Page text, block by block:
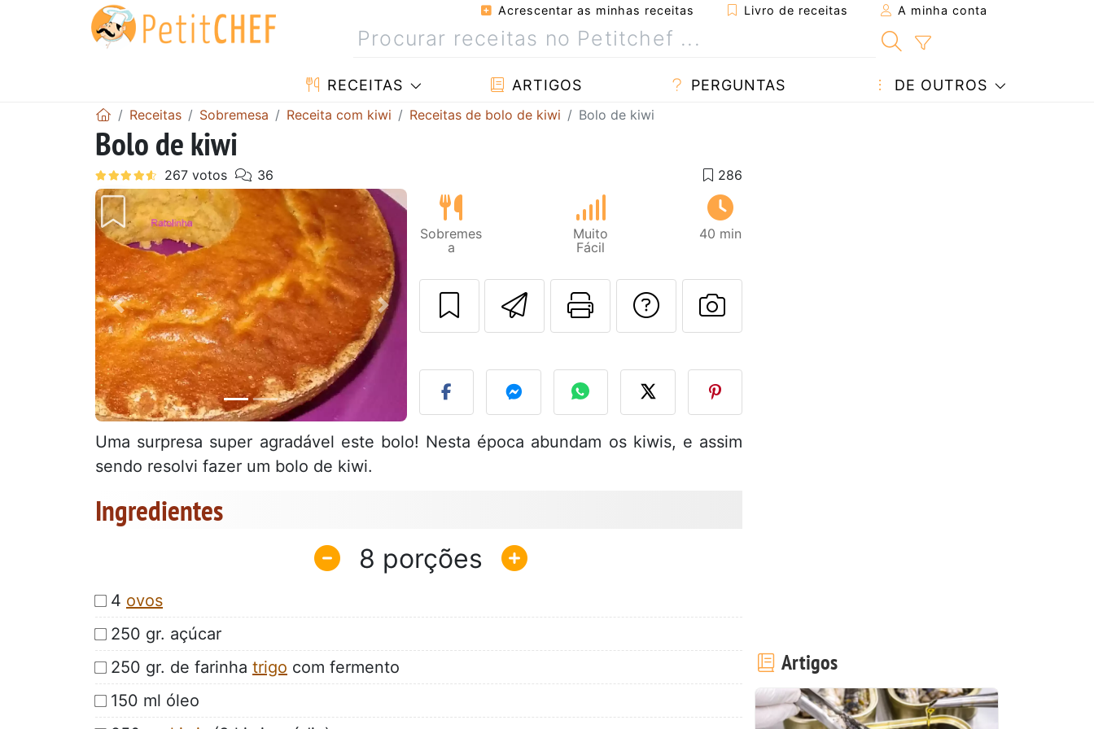
Acrescentar as minhas receitas Livro de receitas A minha conta
RECEITAS ARTIGOS PERGUNTAS DE OUTROS
Receitas Sobremesa Receita com kiwi Receitas de bolo de kiwi Bolo de kiwi
Bolo de kiwi
Anterior Next
Sobremes
a
Muito
Fácil
40 min
Enviar esta receita a um amigo
Imprima esta página
Falar com o autor da receita
Fez esta receita? Compartilhe
Uma surpresa super agradável este bolo! Nesta época abundam os kiwis, e assim
sendo resolvi fazer um bolo de kiwi.
Ingredientes
8
4 ovos
250 gr. açúcar
250 gr. de farinha trigo com fermento
150 ml óleo
Artigos